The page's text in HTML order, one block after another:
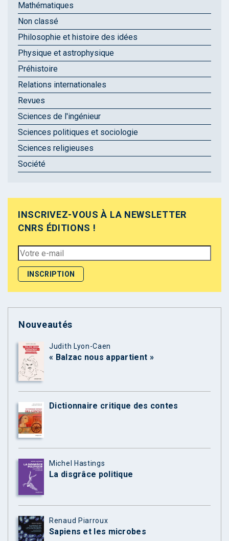
Mathématiques
Non classé
Philosophie et histoire des idées
Physique et astrophysique
Préhistoire
Relations internationales
Revues
Sciences de l'ingénieur
Sciences politiques et sociologie
Sciences religieuses
Société
INSCRIVEZ-VOUS À LA NEWSLETTER
CNRS ÉDITIONS !
Nouveautés
Judith Lyon-Caen
« Balzac nous appartient »
Dictionnaire critique des contes
Michel Hastings
La disgrâce politique
Renaud Piarroux
Sapiens et les microbes